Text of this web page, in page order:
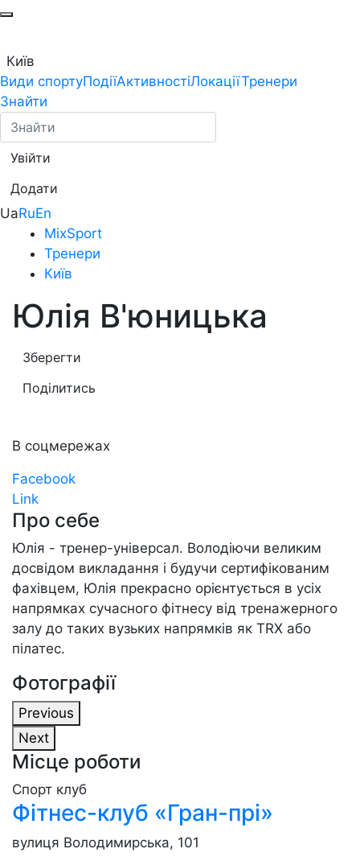
Київ
Види спортуПодіїАктивностіЛокаціїТренери
Знайти
Увійти
Додати
UaRuEn
MixSport
Тренери
Київ
Юлія В'юницька
Зберегти
Поділитись
В соцмережах
Facebook
Link
Про себе
Юлія - тренер-універсал. Володіючи великим
досвідом викладання і будучи сертифікованим
фахівцем, Юлія прекрасно орієнтується в усіх
напрямках сучасного фітнесу від тренажерного
залу до таких вузьких напрямків як TRX або
пілатес.
Фотографії
Previous
Next
Місце роботи
Спорт клуб
Фітнес-клуб «Гран-прі»
вулиця Володимирська, 101